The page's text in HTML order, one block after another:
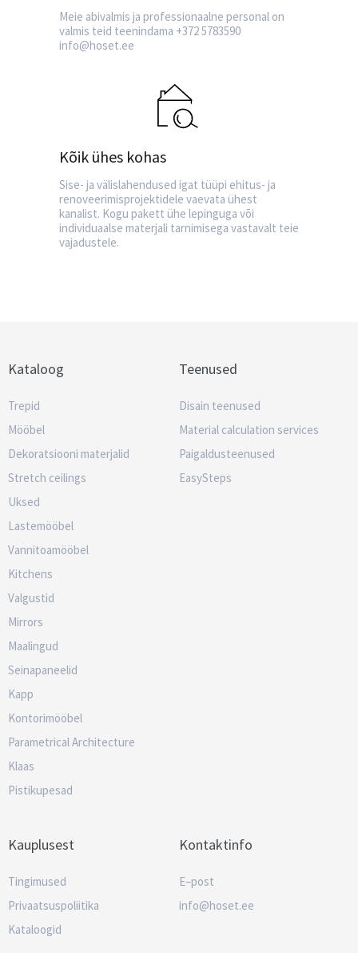
Meie abivalmis ja professionaalne personal on
valmis teid teenindama +372 5783590
info@hoset.ee
Kõik ühes kohas
Sise- ja välislahendused igat tüüpi ehitus- ja
renoveerimisprojektidele vaevata ühest
kanalist. Kogu pakett ühe lepinguga või
individuaalse materjali tarnimisega vastavalt teie
vajadustele.
Kataloog
Trepid
Mööbel
Dekoratsiooni materjalid
Stretch ceilings
Uksed
Lastemööbel
Vannitoamööbel
Kitchens
Valgustid
Mirrors
Maalingud
Seinapaneelid
Kapp
Kontorimööbel
Parametrical Architecture
Klaas
Pistikupesad
Teenused
Disain teenused
Material calculation services
Paigaldusteenused
EasySteps
Kauplusest
Tingimused
Privaatsuspoliitika
Kataloogid
Kontaktinfo
E–post
info@hoset.ee